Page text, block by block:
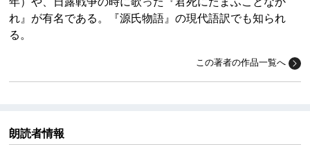
れ』が有名である。『源氏物語』の現代語訳でも知られ
る。
この著者の作品一覧へ
朗読者情報